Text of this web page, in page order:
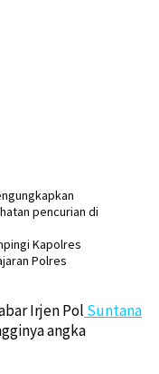
Kapolres
Polres
Irjen Pol Suntana
angka